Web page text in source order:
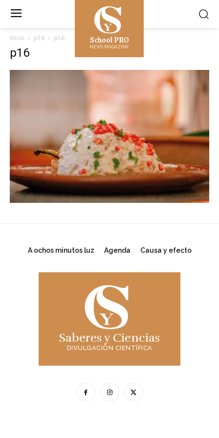
School PRO
NEWS MAGAZINE
Inicio p16 p16
p16
A ochos minutos luz Agenda Causa y efecto
Saberes y Ciencias
DIVULGACIÓN CIENTÍFICA